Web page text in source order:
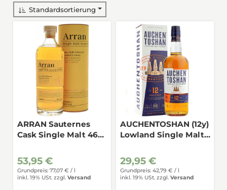
Standardsortierung
ARRAN Sauternes
Cask Single Malt 46%
53,95 €
Grundpreis: 77,07 € / l
inkl. 19% USt. zzgl. Versand
AUCHENTOSHAN (12y)
Lowland Single Malt
29,95 €
Grundpreis: 42,79 € / l
inkl. 19% USt. zzgl. Versand